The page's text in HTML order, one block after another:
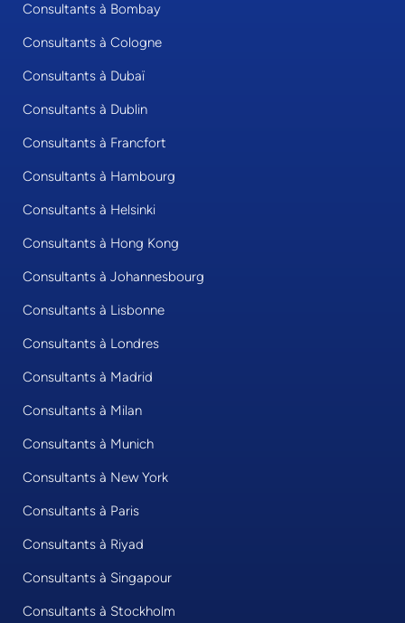
Consultants à Bombay
Consultants à Cologne
Consultants à Dubaï
Consultants à Dublin
Consultants à Francfort
Consultants à Hambourg
Consultants à Helsinki
Consultants à Hong Kong
Consultants à Johannesbourg
Consultants à Lisbonne
Consultants à Londres
Consultants à Madrid
Consultants à Milan
Consultants à Munich
Consultants à New York
Consultants à Paris
Consultants à Riyad
Consultants à Singapour
Consultants à Stockholm